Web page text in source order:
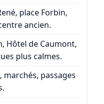
place Forbin,
ancien.
Hôtel de Caumont,
plus calmes.
marchés, passages